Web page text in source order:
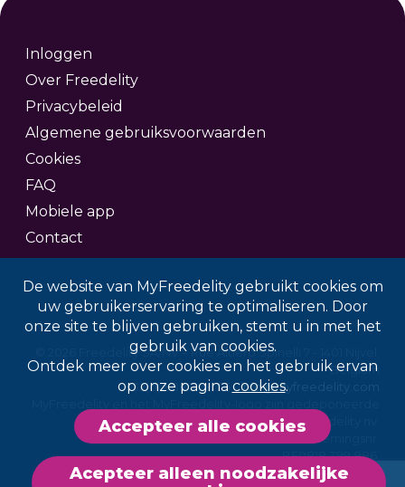
De website van MyFreedelity gebruikt cookies om
uw gebruikerservaring te optimaliseren. Door
onze site te blijven gebruiken, stemt u in met het
gebruik van cookies.
Ontdek meer over cookies en het gebruik ervan
op onze pagina cookies.
Accepteer alle cookies
Acepteer alleen noodzakelijke
Inloggen
Over Freedelity
Privacybeleid
Algemene gebruiksvoorwaarden
Cookies
FAQ
Mobiele app
Contact
© 2026 Freedelity SA/NV – Rue Altiero Spinelli 7 - 1401 Nijvel,
Belgium
+32(0)2/880.98.36 -info@myfreedelity.com
merken van Freedelity nv.
Alle rechten voorbehouden. Ondernemingsnr.
BE0818.399.886.